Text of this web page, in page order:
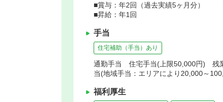
■賞与：年2回（過去実績5ヶ月分）
■昇給：年1回
手当
住宅補助（手当）あり
通勤手当 住宅手当(上限50,000円) 残
当(地域手当：エリアにより20,000～
福利厚生